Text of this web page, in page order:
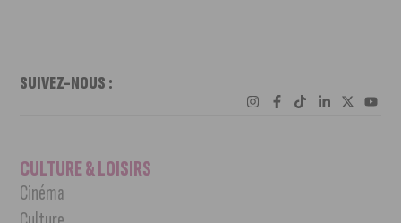
SUIVEZ-NOUS :
CULTURE & LOISIRS
Cinéma